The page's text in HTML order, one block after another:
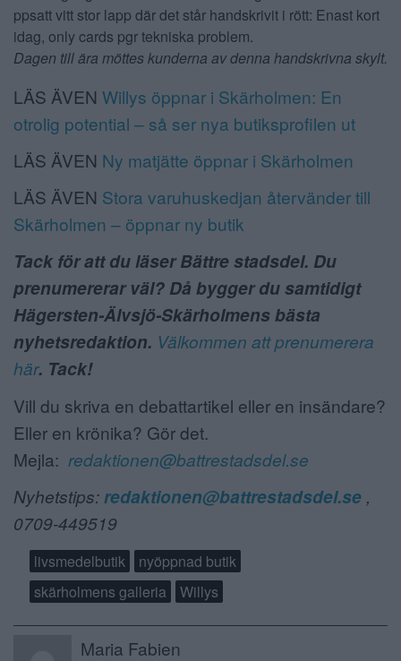
Dagen till ära möttes kunderna av denna handskrivna skylt.
LÄS ÄVEN Willys öppnar i Skärholmen: En
otrolig potential – så ser nya butiksprofilen ut
LÄS ÄVEN Ny matjätte öppnar i Skärholmen
LÄS ÄVEN Stora varuhuskedjan återvänder till
Skärholmen – öppnar ny butik
Tack för att du läser Bättre stadsdel. Du
prenumererar väl? Då bygger du samtidigt
Hägersten-Älvsjö-Skärholmens bästa
nyhetsredaktion. Välkommen att prenumerera
här. Tack!
Vill du skriva en debattartikel eller en insändare?
Eller en krönika? Gör det.
Mejla: redaktionen@battrestadsdel.se
Nyhetstips:redaktionen@battrestadsdel.se ,
0709-449519
livsmedelbutik
nyöppnad butik
skärholmens galleria
Willys
Maria Fabien